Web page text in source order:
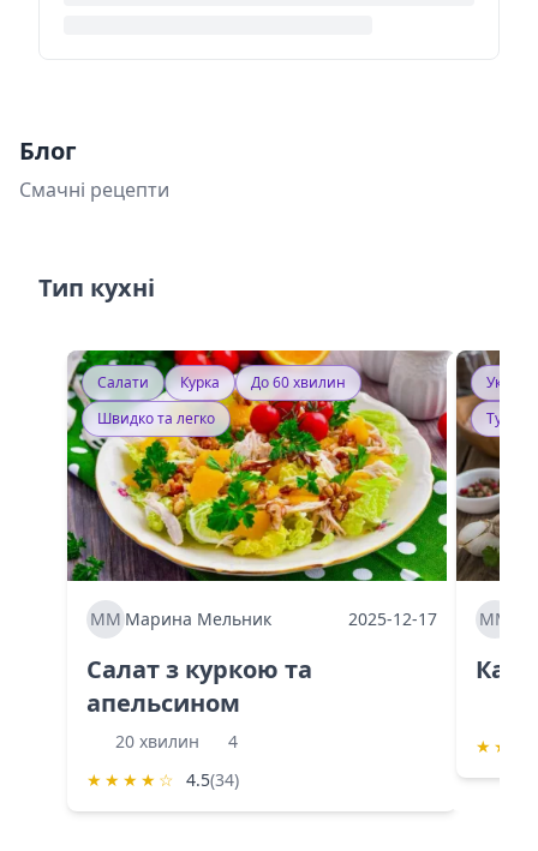
Блог
Смачні рецепти
Тип кухні
Салати Курка
До 60 хвилин
Швидко та легко
ММ Марина Мельник 2025-12-17
Салат з куркою та
апельсином
20 хвилин
4
★ ★ ★ ★ ☆ 4.5(34)
ММ
★ ★